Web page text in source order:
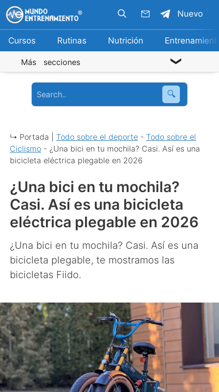
Saltar
al
contenido
Cursos Rutinas Nutrición
Nuevo
Más secciones
🔍
↳ Portada | Todo sobre el deporte - Todo sobre el
Ciclismo - ¿Una bici en tu mochila? Casi. Así es una
bicicleta eléctrica plegable en 2026
¿Una bici en tu mochila?
Casi. Así es una bicicleta
eléctrica plegable en 2026
¿Una bici en tu mochila? Casi. Así es una
bicicleta plegable, te mostramos las
bicicletas Fiido.